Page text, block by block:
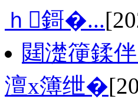
ｈ鎶�...
閮濋箯鍒
澶х簿绁�